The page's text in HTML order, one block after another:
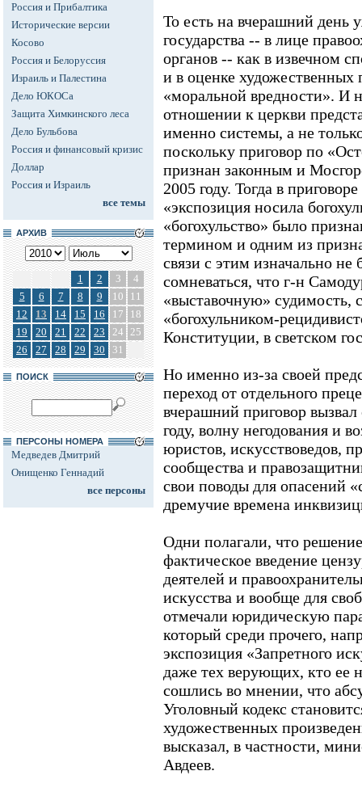
Россия и Прибалтика
Исторические версии
Косово
Россия и Белоруссия
Израиль и Палестина
Дело ЮКОСа
Защита Химкинского леса
Дело Бульбова
Россия и финансовый кризис
Доллар
Россия и Израиль
все темы
АРХИВ
1 2 3
4
5
6 7 8 9 10
11
12
13 14 15 16 17
18
19
20 21 22 23 24 25
26
27 28 29 30 31
ПОИСК
ПЕРСОНЫ НОМЕРА
Медведев Дмитрий
Онищенко Геннадий
все персоны
То есть на вчерашний день
государства -- в лице
органов -- как в извечном
и в оценке художественных
«моральной вредности». И
отношении к церкви
именно системы, а не
поскольку приговор по
признан законным и
2005 году. Тогда в
«экспозиция носила
«богохульство» было
термином и одним из
связи с этим изначально
сомневаться, что г-н
«выставочную» судимость,
«богохульником-
Конституции, в светском
Но именно из-за своей
переход от отдельного
вчерашний приговор
году, волну негодования и
юристов, искусствоведов,
сообщества и
свои поводы для опасений
дремучие времена
Одни полагали, что решение
фактическое введение
деятелей и
искусства и вообще для
отмечали юридическую
который среди прочего,
экспозиция «Запретного
даже тех верующих, кто ее
сошлись во мнении, что
Уголовный кодекс
художественных
высказал, в частности,
Авдеев.